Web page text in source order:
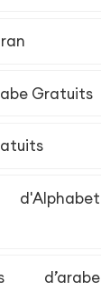
Gratuits
d’arabe